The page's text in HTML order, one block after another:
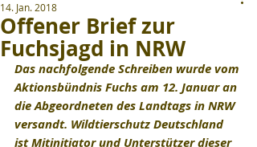
Offener Brief zur
Fuchsjagd in NRW
14. Jan. 2018
Das nachfolgende Schreiben wurde vom
Aktionsbündnis Fuchs am 12. Januar an
die Abgeordneten des Landtags in NRW
versandt. Wildtierschutz Deutschland
ist Mitinitiator und Unterstützer dieser